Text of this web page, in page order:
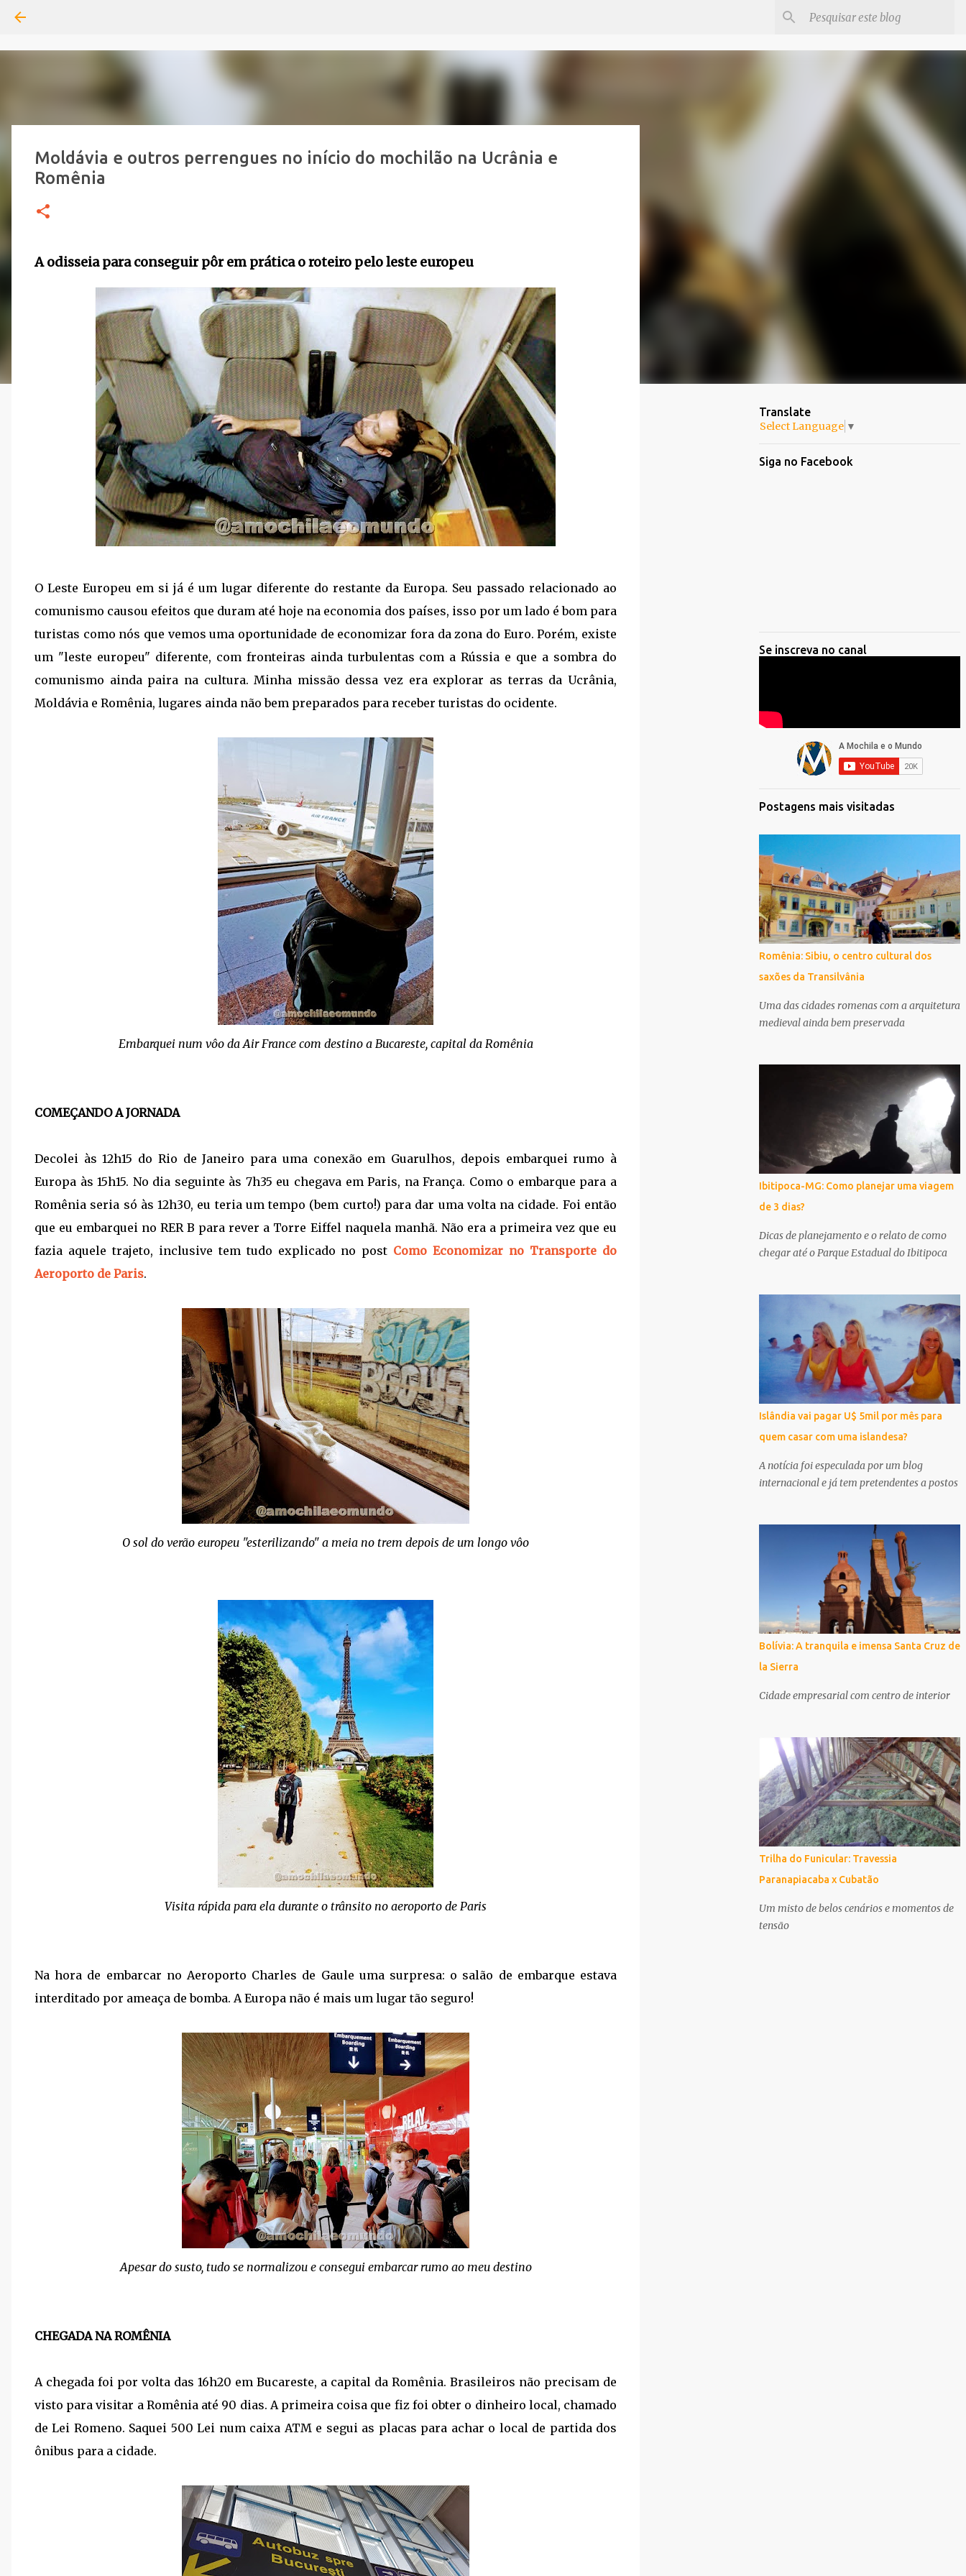
Moldávia e outros perrengues no início do mochilão na Ucrânia e
Romênia
A odisseia para conseguir pôr em prática o roteiro pelo leste europeu
O Leste Europeu em si já é um lugar diferente do restante da Europa. Seu passado relacionado ao
comunismo causou efeitos que duram até hoje na economia dos países, isso por um lado é bom para
turistas como nós que vemos uma oportunidade de economizar fora da zona do Euro. Porém, existe
um "leste europeu" diferente, com fronteiras ainda turbulentas com a Rússia e que a sombra do
comunismo ainda paira na cultura. Minha missão dessa vez era explorar as terras da Ucrânia,
Moldávia e Romênia, lugares ainda não bem preparados para receber turistas do ocidente.
Embarquei num vôo da Air France com destino a Bucareste, capital da Romênia
COMEÇANDO A JORNADA
Decolei às 12h15 do Rio de Janeiro para uma conexão em Guarulhos, depois embarquei rumo à
Europa às 15h15. No dia seguinte às 7h35 eu chegava em Paris, na França. Como o embarque para a
Romênia seria só às 12h30, eu teria um tempo (bem curto!) para dar uma volta na cidade. Foi então
que eu embarquei no RER B para rever a Torre Eiffel naquela manhã. Não era a primeira vez que eu
fazia aquele trajeto, inclusive tem tudo explicado no post Como Economizar no Transporte do
Aeroporto de Paris.
O sol do verão europeu "esterilizando" a meia no trem depois de um longo vôo
Visita rápida para ela durante o trânsito no aeroporto de Paris
Na hora de embarcar no Aeroporto Charles de Gaule uma surpresa: o salão de embarque estava
interditado por ameaça de bomba. A Europa não é mais um lugar tão seguro!
Apesar do susto, tudo se normalizou e consegui embarcar rumo ao meu destino
CHEGADA NA ROMÊNIA
A chegada foi por volta das 16h20 em Bucareste, a capital da Romênia. Brasileiros não precisam de
visto para visitar a Romênia até 90 dias. A primeira coisa que fiz foi obter o dinheiro local, chamado
de Lei Romeno. Saquei 500 Lei num caixa ATM e segui as placas para achar o local de partida dos
ônibus para a cidade.
Translate
Select Language ▼
Siga no Facebook
Se inscreva no canal
Postagens mais visitadas
Romênia: Sibiu, o centro cultural dos
saxões da Transilvânia
Uma das cidades romenas com a arquitetura
medieval ainda bem preservada
Ibitipoca-MG: Como planejar uma viagem
de 3 dias?
Dicas de planejamento e o relato de como
chegar até o Parque Estadual do Ibitipoca
Islândia vai pagar U$ 5mil por mês para
quem casar com uma islandesa?
A notícia foi especulada por um blog
internacional e já tem pretendentes a postos
Bolívia: A tranquila e imensa Santa Cruz de
la Sierra
Cidade empresarial com centro de interior
Trilha do Funicular: Travessia
Paranapiacaba x Cubatão
Um misto de belos cenários e momentos de
tensão